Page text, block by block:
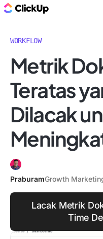
WORKFLOW
Metrik
Teratas
Dilacak
PraburamGrowth
Lacak Metrik
Time